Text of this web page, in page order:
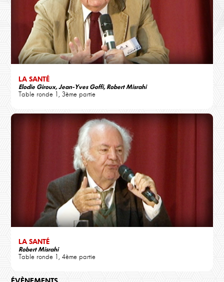
LA SANTÉ
Elodie Giroux, Jean-Yves Goffi, Robert Misrahi
Table ronde 1, 3ème partie
LA SANTÉ
Robert Misrahi
Table ronde 1, 4ème partie